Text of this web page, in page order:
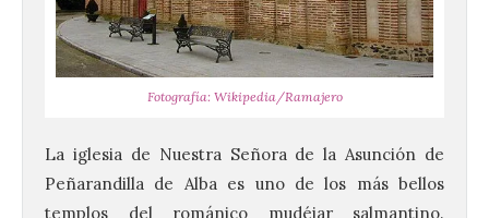
Fotografía: Wikipedia/Ramajero
La iglesia de Nuestra Señora de la Asunción de
Peñarandilla de Alba es uno de los más bellos
templos del románico mudéjar salmantino.